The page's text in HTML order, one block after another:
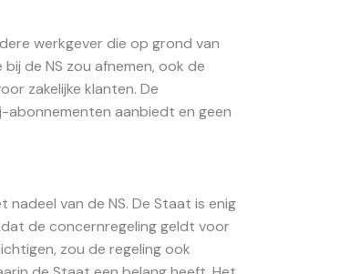
werkgever die op grond van
de NS zou afnemen, ook de
zakelijke klanten. De
abonnementen aanbiedt en geen
van de NS. De Staat is enig
de concernregeling geldt voor
zou de regeling ook